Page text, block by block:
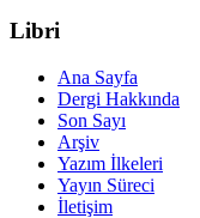
Libri
Ana Sayfa
Dergi Hakkında
Son Sayı
Arşiv
Yazım İlkeleri
Yayın Süreci
İletişim